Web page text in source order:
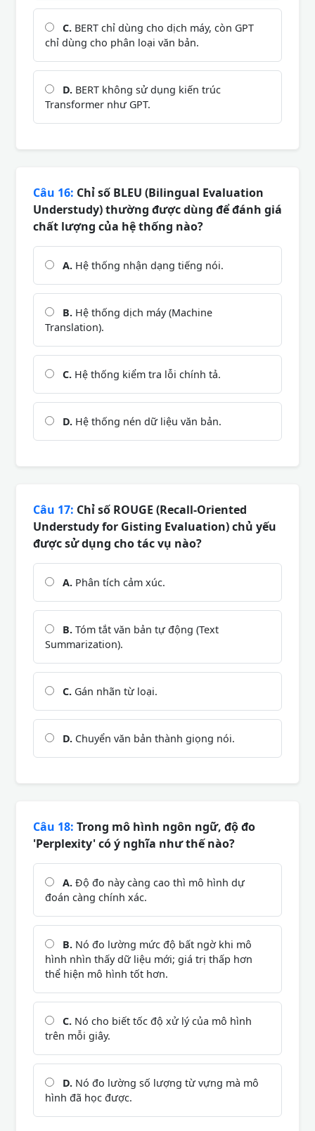
C. BERT chỉ dùng cho dịch máy, còn GPT
chỉ dùng cho phân loại văn bản.
D. BERT không sử dụng kiến trúc
Transformer như GPT.
Câu 16: Chỉ số BLEU (Bilingual Evaluation
Understudy) thường được dùng để đánh giá
chất lượng của hệ thống nào?
A. Hệ thống nhận dạng tiếng nói.
B. Hệ thống dịch máy (Machine
Translation).
C. Hệ thống kiểm tra lỗi chính tả.
D. Hệ thống nén dữ liệu văn bản.
Câu 17: Chỉ số ROUGE (Recall-Oriented
Understudy for Gisting Evaluation) chủ yếu
được sử dụng cho tác vụ nào?
A. Phân tích cảm xúc.
B. Tóm tắt văn bản tự động (Text
Summarization).
C. Gán nhãn từ loại.
D. Chuyển văn bản thành giọng nói.
Câu 18: Trong mô hình ngôn ngữ, độ đo
'Perplexity' có ý nghĩa như thế nào?
A. Độ đo này càng cao thì mô hình dự
đoán càng chính xác.
B. Nó đo lường mức độ bất ngờ khi mô
hình nhìn thấy dữ liệu mới; giá trị thấp hơn
thể hiện mô hình tốt hơn.
C. Nó cho biết tốc độ xử lý của mô hình
trên mỗi giây.
D. Nó đo lường số lượng từ vựng mà mô
hình đã học được.